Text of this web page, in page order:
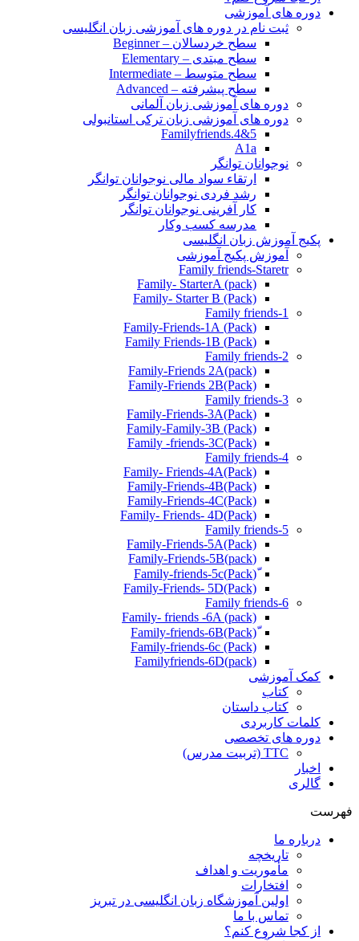
دوره های آموزشی
ثبت نام در دوره های آموزشی زبان انگلیسی
سطح خردسالان – Beginner
سطح مبتدی – Elementary
سطح متوسط – Intermediate
سطح پیشرفته – Advanced
دوره های آموزشی زبان آلمانی
دوره های آموزشی زبان ترکی استانبولی
Familyfriends.4&5
A1a
نوجوانان توانگر
ارتقاء سواد مالی نوجوانان توانگر
رشد فردی نوجوانان توانگر
کار آفرینی نوجوانان توانگر
مدرسه کسب وکار
پکیج آموزش زبان انگلیسی
آموزش پکیج آموزشی
Family friends-Staretr
Family- StarterA (pack)
Family- Starter B (Pack)
Family friends-1
(Pack) Family-Friends-1A
(Pack) Family Friends-1B
Family friends-2
Family-Friends 2A(pack)
Family-Friends 2B(Pack)
Family friends-3
(Pack)Family-Friends-3A
Family-Family-3B (Pack)
Family -friends-3C(Pack)
Family friends-4
Family- Friends-4A(Pack)
Family-Friends-4B(Pack)
Family-Friends-4C(Pack)
(Pack)Family- Friends- 4D
Family friends-5
Family-Friends-5A(Pack)
(pack)Family-Friends-5B
ّ(Pack)Family-friends-5c
Family-Friends- 5D(Pack)
Family friends-6
Family- friends -6A (pack)
Family-friends-6c (Pack)
Familyfriends-6D(pack)
کمک آموزشی
کتاب
کتاب داستان
کلمات کاربردی
دوره های تخصصی
TTC (تربیت مدرس)
اخبار
گالری
فهرست
درباره ما
تاریخچه
مأموریت و اهداف
افتخارات
اولین آموزشگاه زبان انگلیسی در تبریز
تماس با ما
از کجا شروع کنم؟